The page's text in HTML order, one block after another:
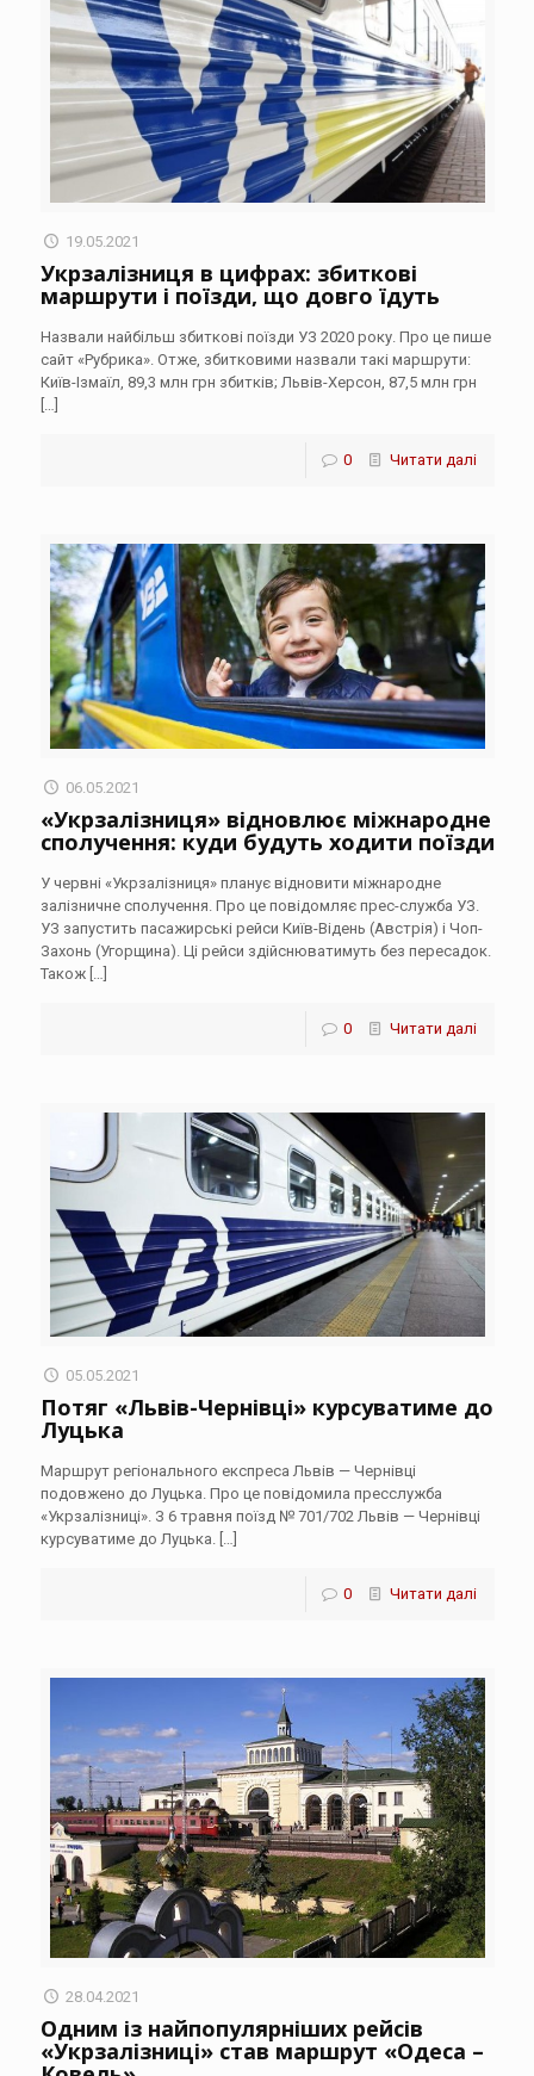
19.05.2021
Укрзалізниця в цифрах: збиткові
маршрути і поїзди, що довго їдуть
Назвали найбільш збиткові поїзди УЗ 2020 року. Про це пише
сайт «Рубрика». Отже, збитковими назвали такі маршрути:
Київ-Ізмаїл, 89,3 млн грн збитків; Львів-Херсон, 87,5 млн грн
[…]
0 Читати далі
06.05.2021
«Укрзалізниця» відновлює міжнародне
сполучення: куди будуть ходити поїзди
У червні «Укрзалізниця» планує відновити міжнародне
залізничне сполучення. Про це повідомляє прес-служба УЗ.
УЗ запустить пасажирські рейси Київ-Відень (Австрія) і Чоп-
Захонь (Угорщина). Ці рейси здійснюватимуть без пересадок.
Також[…]
0 Читати далі
05.05.2021
Потяг «Львів-Чернівці» курсуватиме до
Луцька
Маршрут регіонального експреса Львів — Чернівці
подовжено до Луцька. Про це повідомила пресслужба
«Укрзалізниці». З 6 травня поїзд № 701/702 Львів — Чернівці
курсуватиме до Луцька.
0 Читати далі
28.04.2021
Одним із найпопулярніших рейсів
«Укрзалізниці» став маршрут «Одеса –